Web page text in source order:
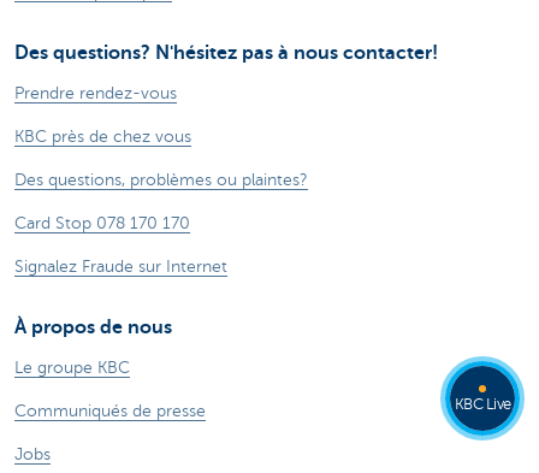
Des questions? N'hésitez pas à nous contacter!
Prendre rendez-vous
KBC près de chez vous
Des questions, problèmes ou plaintes?
Card Stop 078 170 170
Signalez Fraude sur Internet
À propos de nous
Le groupe KBC
Communiqués de presse
Jobs
KBC Live